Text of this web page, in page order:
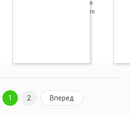
бронирующая
гидроизоляция
1 2 Вперед